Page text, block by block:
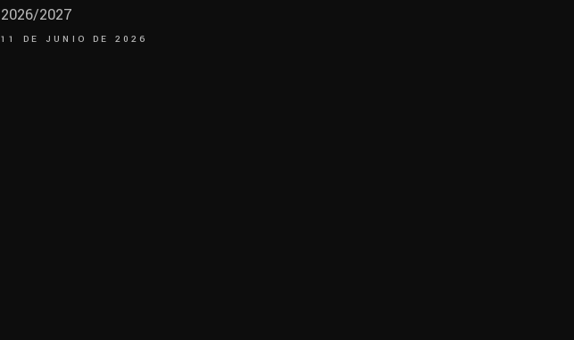
2026/2027
11 DE JUNIO DE 2026